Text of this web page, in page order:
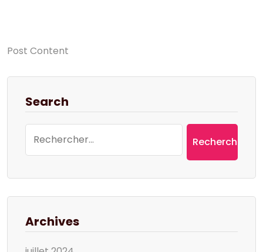
Post Content
Search
Archives